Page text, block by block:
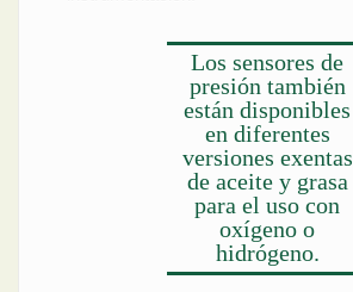
Los sensores de
presión también
están disponibles
en diferentes
versiones exentas
de aceite y grasa
para el uso con
oxígeno o
hidrógeno.